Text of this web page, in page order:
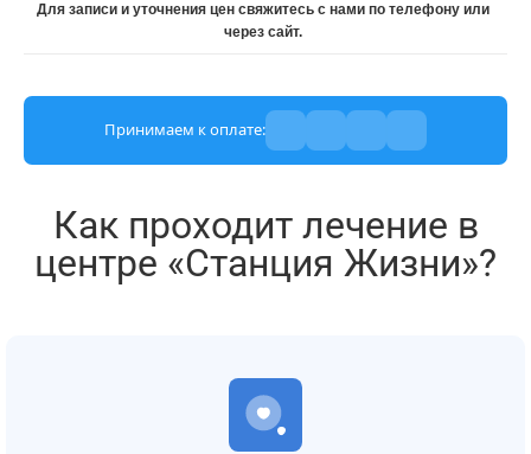
Для записи и уточнения цен свяжитесь с нами по телефону или
через сайт.
Принимаем к оплате:
Как проходит лечение в
центре «Станция Жизни»?